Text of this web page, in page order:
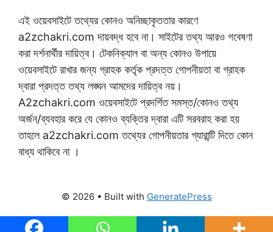
এই ওয়েবসাইটে তথ্যের কোনও অনিচ্ছাকৃততার কারণে
a2zchakri.com দায়বদ্ধ হবে না। সাইটের তথ্য আরও গবেষণা
করা দর্শনার্থীর দায়িত্ব। টেকনিক্যাল বা অন্য কোনও উপায়ে
ওয়েবসাইটে রাখার জন্য গ্রাহক কর্তৃক প্রদত্ত গোপনীয়তা বা গ্রাহক
দ্বারা প্রদত্ত তথ্য লঙ্ঘন আমদের দায়িত্ব নয়।
A2zchakri.com ওয়েবসাইটে প্রদর্শিত সমস্ত/কোনও তথ্য
অর্জন/ব্যবহার করে যে কোনও ব্যক্তির দ্বারা এটি সরবরাহ করা হয়
তাহলে a2zchakri.com তথ্যের গোপনীয়তার গ্যারান্টি দিতে কোন
বাধ্য থাকিবে না ।
© 2026 • Built with GeneratePress